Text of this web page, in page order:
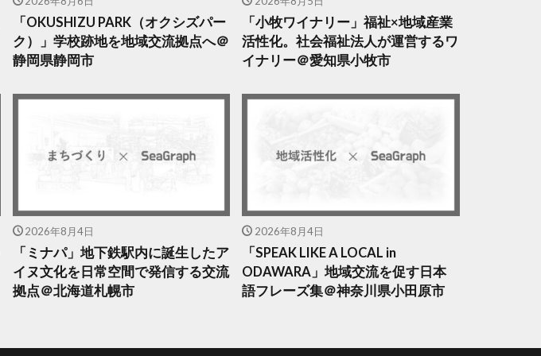
「OKUSHIZU PARK（オクシズパー
ク）」学校跡地を地域交流拠点へ＠
静岡県静岡市
「小牧ワイナリー」福祉×地域産業
活性化。社会福祉法人が運営するワ
イナリー＠愛知県小牧市
2026年8月4日
「ミナパ」地下鉄駅内に誕生したア
イヌ文化を日常空間で発信する交流
拠点＠北海道札幌市
2026年8月4日
「SPEAK LIKE A LOCAL in
ODAWARA」地域交流を促す日本
語フレーズ集＠神奈川県小田原市